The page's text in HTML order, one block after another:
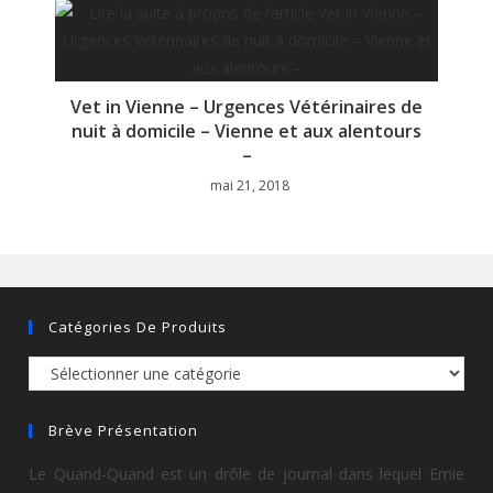
Vet in Vienne – Urgences Vétérinaires de
nuit à domicile – Vienne et aux alentours
–
mai 21, 2018
Catégories De Produits
Brève Présentation
Le Quand-Quand est un drôle de journal dans lequel Emie